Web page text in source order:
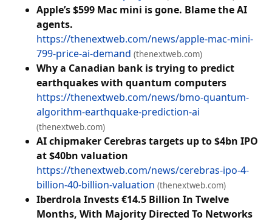
Apple’s $599 Mac mini is gone. Blame the AI
agents.
https://thenextweb.com/news/apple-mac-mini-
799-price-ai-demand (thenextweb.com)
Why a Canadian bank is trying to predict
earthquakes with quantum computers
https://thenextweb.com/news/bmo-quantum-
algorithm-earthquake-prediction-ai
(thenextweb.com)
AI chipmaker Cerebras targets up to $4bn IPO
at $40bn valuation
https://thenextweb.com/news/cerebras-ipo-4-
billion-40-billion-valuation (thenextweb.com)
Iberdrola Invests €14.5 Billion In Twelve
Months, With Majority Directed To Networks